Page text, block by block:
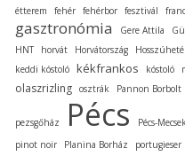
étterem
fehér fehérbor fesztivál
gasztronómia Gere Attila
HNT
horvát Horvátország
keddi kóstoló kékfrankos kóstoló
olaszrizling osztrák Pannon Borbolt
pezsgőház Pécs Pécs-
pinot noir Planina Borház portugieser